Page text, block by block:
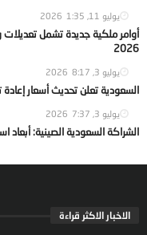
يوليو 11, 2026 1:35
أوامر ملكية جديدة تشمل
2026
يوليو 3, 2026 8:17
السعودية تعلن تحديث أسعار
يوليو 3, 2026 7:37
الشراكة السعودية الصينية: أبعاد
الاخبار الاكثر قراءة